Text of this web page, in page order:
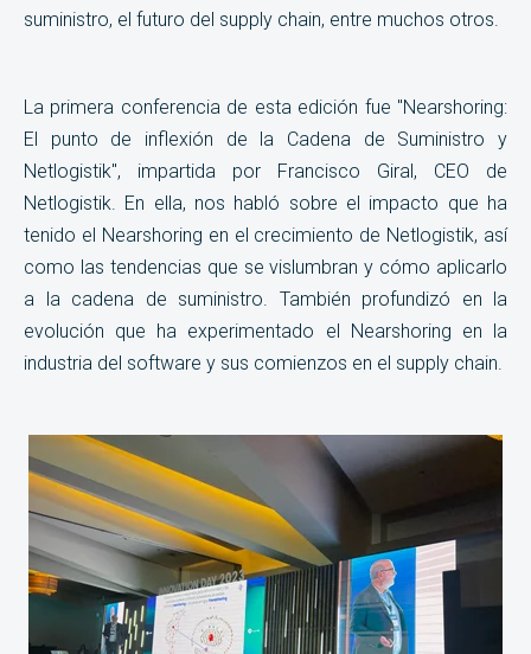
suministro, el futuro del supply chain, entre muchos otros.
La primera conferencia de esta edición fue "Nearshoring:
El punto de inflexión de la Cadena de Suministro y
Netlogistik", impartida por Francisco Giral, CEO de
Netlogistik. En ella, nos habló sobre el impacto que ha
tenido el Nearshoring en el crecimiento de Netlogistik, así
como las tendencias que se vislumbran y cómo aplicarlo
a la cadena de suministro. También profundizó en la
evolución que ha experimentado el Nearshoring en la
industria del software y sus comienzos en el supply chain.